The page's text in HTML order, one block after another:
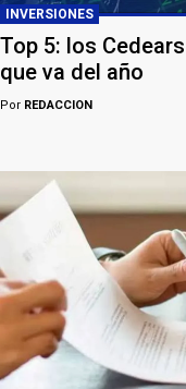
INVERSIONES
Top 5: los
que va del año
Por REDACCION